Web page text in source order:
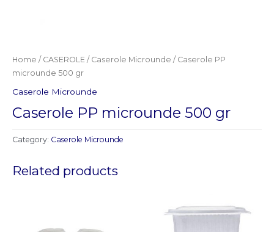
Home / CASEROLE / Caserole Microunde / Caserole PP
microunde 500 gr
Caserole Microunde
Caserole PP microunde 500 gr
Category: Caserole Microunde
Related products